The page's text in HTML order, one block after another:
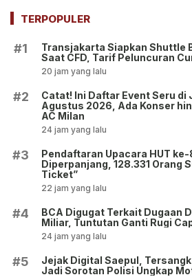
TERPOPULER
#1
Transjakarta Siapkan Shuttle
Saat CFD, Tarif Peluncuran
20 jam yang lalu
#2
Catat! Ini Daftar Event Seru di
Agustus 2026, Ada Konser
AC Milan
24 jam yang lalu
#3
Pendaftaran Upacara HUT ke-
Diperpanjang, 128.331 Orang
Ticket”
22 jam yang lalu
#4
BCA Digugat Terkait Dugaan
Miliar, Tuntutan Ganti Rugi
24 jam yang lalu
#5
Jejak Digital Saepul,
Jadi Sorotan Polisi Ungkap